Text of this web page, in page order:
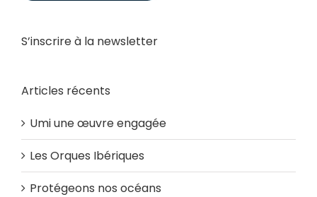
S’inscrire à la newsletter
Articles récents
Umi une œuvre engagée
Les Orques Ibériques
Protégeons nos océans